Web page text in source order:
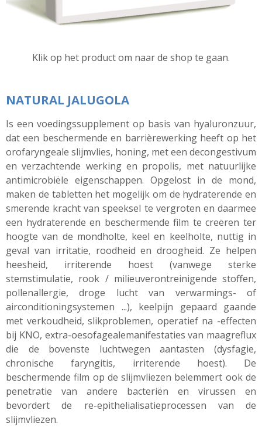
Klik op het product om naar de shop te gaan.
NATURAL JALUGOLA
Is een voedingssupplement op basis van hyaluronzuur,
dat een beschermende en barrièrewerking heeft op het
orofaryngeale slijmvlies, honing, met een decongestivum
en verzachtende werking en propolis, met natuurlijke
antimicrobiële eigenschappen. Opgelost in de mond,
maken de tabletten het mogelijk om de hydraterende en
smerende kracht van speeksel te vergroten en daarmee
een hydraterende en beschermende film te creëren ter
hoogte van de mondholte, keel en keelholte, nuttig in
geval van irritatie, roodheid en droogheid. Ze helpen
heesheid, irriterende hoest (vanwege sterke
stemstimulatie, rook / milieuverontreinigende stoffen,
pollenallergie, droge lucht van verwarmings- of
airconditioningsystemen ...), keelpijn gepaard gaande
met verkoudheid, slikproblemen, operatief na -effecten
bij KNO, extra-oesofagealemanifestaties van maagreflux
die de bovenste luchtwegen aantasten (dysfagie,
chronische faryngitis, irriterende hoest). De
beschermende film op de slijmvliezen belemmert ook de
penetratie van andere bacteriën en virussen en
bevordert de re-epithelialisatieprocessen van de
slijmvliezen.